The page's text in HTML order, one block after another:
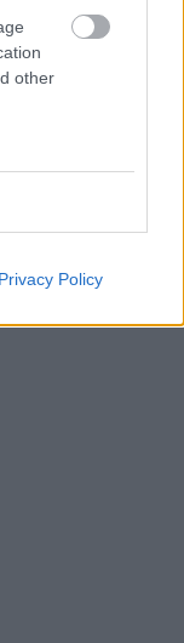
other
Privacy Policy